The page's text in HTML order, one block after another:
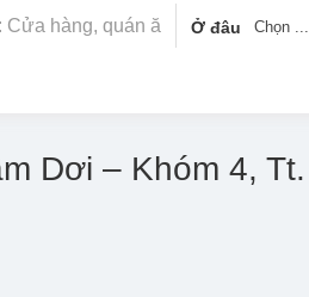
Ở đâu Chọn ...
Dơi – Khóm 4, Tt.